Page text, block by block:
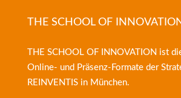
THE SCHOOL OF
THE SCHOOL OF INNOVATION ist
Online- und Präsenz-Formate der
REINVENTISin München.